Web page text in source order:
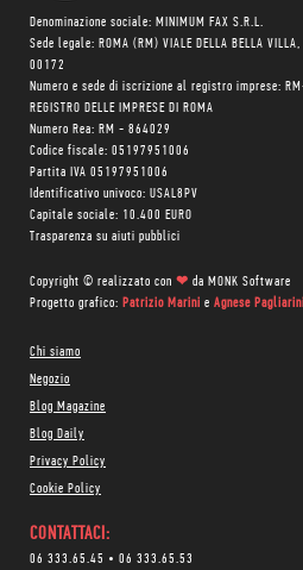
Denominazione sociale: MINIMUM FAX S.R.L.
Sede legale: ROMA (RM) VIALE DELLA BELLA
00172
Numero e sede di iscrizione al registro imprese:
REGISTRO DELLE IMPRESE DI ROMA
Numero Rea: RM - 864029
Codice fiscale: 05197951006
Partita IVA 05197951006
Identificativo univoco: USAL8PV
Capitale sociale: 10.400 EURO
Trasparenza su aiuti pubblici
Copyright © realizzato con ❤ da MONK Software
Progetto grafico: Patrizio Marini e Agnese Pagliarini
Chi siamo
Negozio
Blog Magazine
Blog Daily
Privacy Policy
Cookie Policy
CONTATTACI:
06 333.65.45 • 06 333.65.53